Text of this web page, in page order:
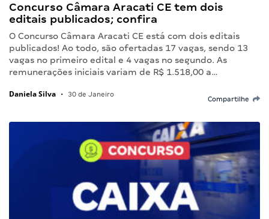
Concurso Câmara Aracati CE tem dois
editais publicados; confira
O Concurso Câmara Aracati CE está com dois editais
publicados! Ao todo, são ofertadas 17 vagas, sendo 13
vagas no primeiro edital e 4 vagas no segundo. As
remunerações iniciais variam de R$ 1.518,00 a…
Daniela Silva • 30 de Janeiro
Compartilhe